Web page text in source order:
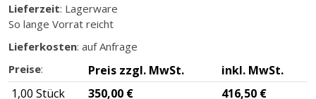
Lieferzeit: Lagerware
So lange Vorrat reicht
Lieferkosten: auf Anfrage
Preise: Preis zzgl. MwSt.
inkl. MwSt.
1,00 Stück
350,00 € 416,50 €
TYPO3
Name:
Zweck: